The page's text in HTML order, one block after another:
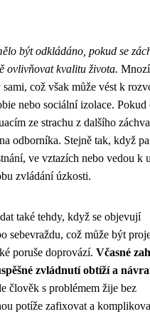
být odkládáno, pokud se
ovlivňovat kvalitu života.
což však může vést k
nebo sociální izolace. Pokud
ze strachu z dalšího
odborníka. Stejně tak, když
ve vztazích nebo vedou k
zvládání úzkosti.
také tehdy, když se objevují
sebevraždu, což může být
poruše doprovází. Včasné
zvládnutí obtíží a
člověk s problémem žije bez
potíže zafixovat a